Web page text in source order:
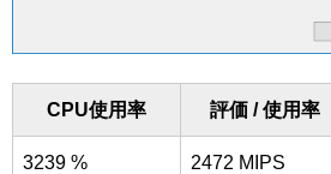
CPU使用率 評価 / 使用率
3239 % 2472 MIPS